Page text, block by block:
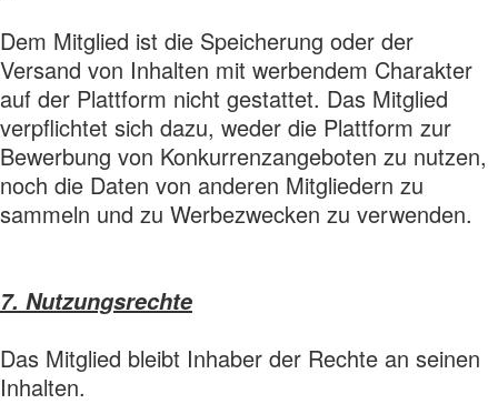
Dem Mitglied ist die Speicherung oder der
Versand von Inhalten mit werbendem Charakter
auf der Plattform nicht gestattet. Das Mitglied
verpflichtet sich dazu, weder die Plattform zur
Bewerbung von Konkurrenzangeboten zu nutzen,
noch die Daten von anderen Mitgliedern zu
sammeln und zu Werbezwecken zu verwenden.
7. Nutzungsrechte
Das Mitglied bleibt Inhaber der Rechte an seinen
Inhalten.